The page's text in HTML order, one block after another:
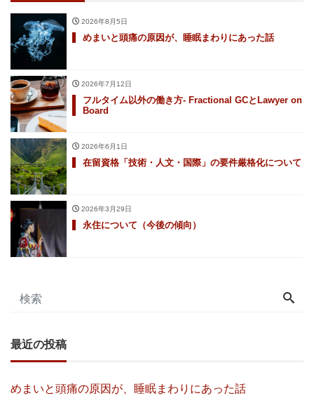
2026年8月5日
めまいと頭痛の原因が、睡眠まわりにあった話
2026年7月12日
フルタイム以外の働き方- Fractional GCとLawyer on
Board
2026年6月1日
在留資格「技術・人文・国際」の要件厳格化について
2026年3月29日
永住について（今後の傾向）
最近の投稿
めまいと頭痛の原因が、睡眠まわりにあった話